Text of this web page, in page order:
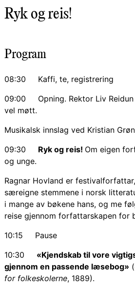
Ryk og reis!
Program
08:30 Kaffi, te, registrering
09:00 Opning. Rektor Liv Reidun
vel møtt.
Musikalsk innslag ved Kristian
09:30 Ryk og reis! Om eigen
og unge.
Ragnar Hovland er
særeigne stemmene i norsk
i mange av bøkene hans, og me
reise gjennom forfattarskapen for
10:15 Pause
10:30 «Kjendskab til vore
gjennom en passende læsebog» (
for folkeskolerne, 1889).